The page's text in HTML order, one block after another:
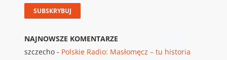
NAJNOWSZE KOMENTARZE
szczecho- Polskie Radio: Masłomęcz – tu historia